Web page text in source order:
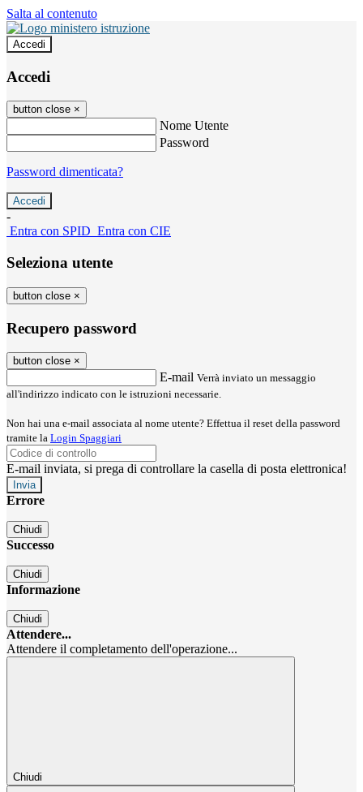
Salta al contenuto
Accedi
Accedi
button close ×
Nome Utente
Password
Password dimenticata?
-
Entra con SPID Entra con CIE
Seleziona utente
button close ×
Recupero password
button close ×
E-mail Verrà inviato un messaggio
all'indirizzo indicato con le istruzioni necessarie.
Non hai una e-mail associata al nome utente? Effettua il reset della password
tramite la Login Spaggiari
E-mail inviata, si prega di controllare la casella di posta elettronica!
Errore
Chiudi
Successo
Chiudi
Informazione
Chiudi
Attendere...
Attendere il completamento dell'operazione...
Chiudi